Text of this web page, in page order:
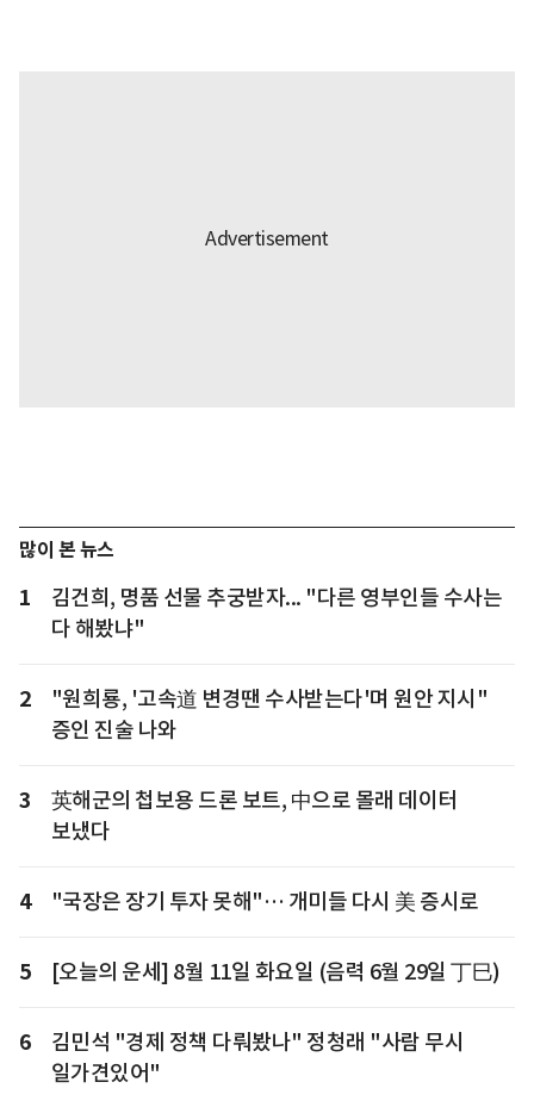
많이 본 뉴스
1
김건희, 명품 선물 추궁받자... "다른 영부인들 수사는
다 해봤냐"
2
"원희룡, '고속道 변경땐 수사받는다'며 원안 지시"
증인 진술 나와
3
英해군의 첩보용 드론 보트, 中으로 몰래 데이터
보냈다
4 "국장은 장기 투자 못해"… 개미들 다시 美 증시로
5 [오늘의 운세] 8월 11일 화요일 (음력 6월 29일 丁巳)
6
김민석 "경제 정책 다뤄봤나" 정청래 "사람 무시
일가견있어"